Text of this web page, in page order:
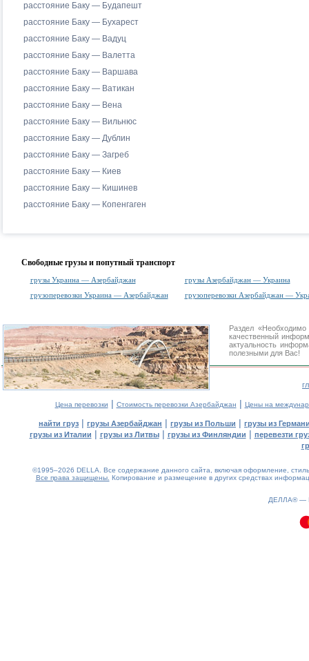
расстояние Баку — Будапешт
расстояние Баку — Бухарест
расстояние Баку — Вадуц
расстояние Баку — Валетта
расстояние Баку — Варшава
расстояние Баку — Ватикан
расстояние Баку — Вена
расстояние Баку — Вильнюс
расстояние Баку — Дублин
расстояние Баку — Загреб
расстояние Баку — Киев
расстояние Баку — Кишинев
расстояние Баку — Копенгаген
Свободные грузы и попутный транспорт
грузы Украина — Азербайджан
грузы Азербайджан — Украина
грузоперевозки Украина — Азербайджан
грузоперевозки Азербайджан —
Раздел
качественный
актуальность
полезными для Вас!
Цена перевозки | Стоимость перевозки Азербайджан | Цены на
найти груз | грузы Азербайджан | грузы из Польши | грузы из
грузы из Италии | грузы из Литвы| грузы из Финляндии | перевезти
©1995–2026 DELLA. Все содержание данного сайта, включая оформление,
Все права защищены. Копирование и размещение в других средствах
ДЕЛЛА® —